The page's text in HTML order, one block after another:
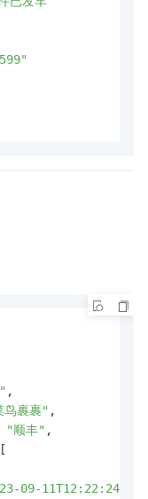
,
鸟裹裹" ,
"顺丰" ,
09-